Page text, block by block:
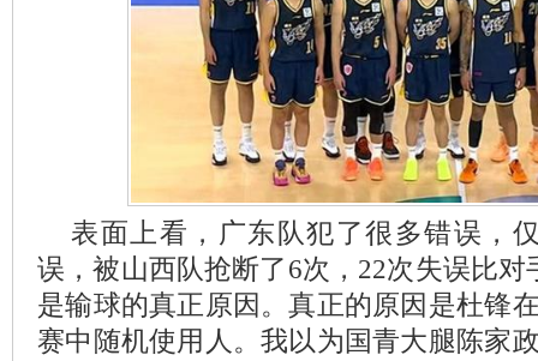
表面上看，广东队犯了很多错误，
误，被山西队抢断了6次，22次失误比
是输球的真正原因。真正的原因是杜锋
赛中随机使用人。我以为国青大腿陈家